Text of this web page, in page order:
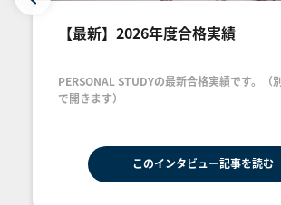
【最新】2026年度合格実績
PERSONAL STUDYの最新合格実績です。（
で開きます）
このインタビュー記事を読む